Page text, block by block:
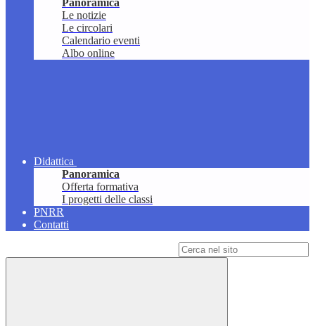
Panoramica
Le notizie
Le circolari
Calendario eventi
Albo online
Didattica
Panoramica
Offerta formativa
I progetti delle classi
PNRR
Contatti